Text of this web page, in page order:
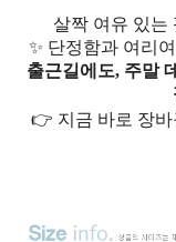
살짝 여유 있는
✨ 단정함과 여리
출근길에도, 주말
👉 지금 바로 장바